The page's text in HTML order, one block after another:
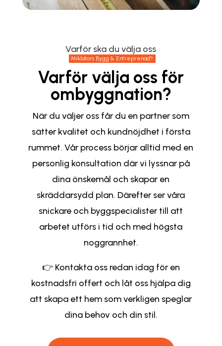
Varför ska du välja oss
Miklators Bygg & Entreprenad?
Varför välja oss för
ombyggnation?
När du väljer oss får du en partner som
sätter kvalitet och kundnöjdhet i första
rummet. Vår process börjar alltid med en
personlig konsultation där vi lyssnar på
dina önskemål och skapar en
skräddarsydd plan. Därefter ser våra
snickare och byggspecialister till att
arbetet utförs i tid och med högsta
noggrannhet.
👉 Kontakta oss redan idag för en
kostnadsfri offert och låt oss hjälpa dig
att skapa ett hem som verkligen speglar
dina behov och din stil.